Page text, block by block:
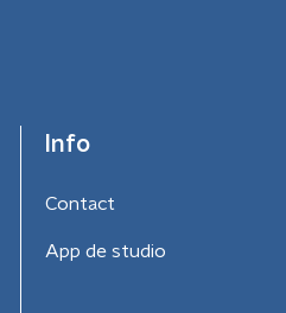
Info
Contact
App de studio